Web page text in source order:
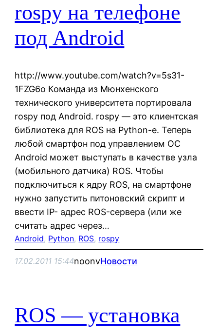
rospy на телефоне
под Android
http://www.youtube.com/watch?v=5s31-
1FZG6o Команда из Мюнхенского
технического университета портировала
rospy под Android. rospy — это клиентская
библиотека для ROS на Python-е. Теперь
любой смартфон под управлением ОС
Android может выступать в качестве узла
(мобильного датчика) ROS. Чтобы
подключиться к ядру ROS, на смартфоне
нужно запустить питоновский скрипт и
ввести IP- адрес ROS-сервера (или же
считать адрес через…
Android, Python, ROS, rospy
17.02.2011 15:44noonvНовости
ROS — установка